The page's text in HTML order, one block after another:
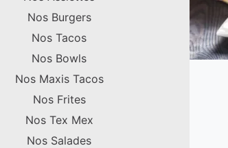
Nos Burgers
Nos Tacos
Nos Bowls
Nos Maxis Tacos
Nos Frites
Nos Tex Mex
Nos Salades